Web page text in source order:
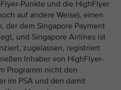
Punkte und die HighFlyer
auf andere Weise), einen
der dem Singapore Payment
und Singapore Airlines ist
zugelassen, registriert
Inhaber von HighFlyer-
Programm nicht den
im PSA und den damit